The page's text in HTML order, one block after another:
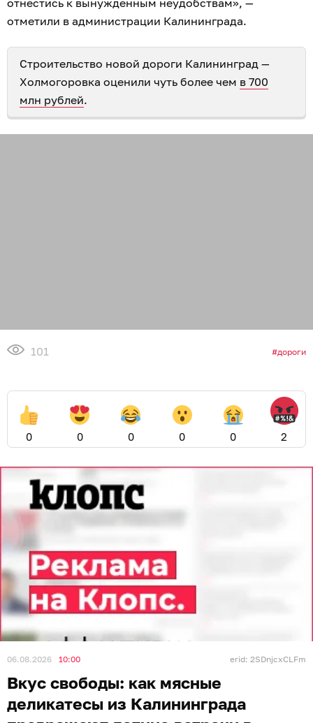
отметили в администрации Калининграда.
Строительство новой дороги Калининград —
Холмогоровка оценили чуть более чем в 700
млн рублей.
101 дороги
0 0 0 0 0 2
06.08.2026 10:00 erid: 2SDnjcxCLFm
Вкус свободы: как мясные
деликатесы из Калининграда